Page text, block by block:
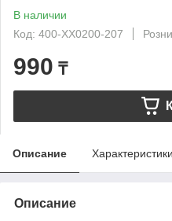
В наличии
Код: 400-XX0200-207
990 ₸
Описание Характеристики
Описание